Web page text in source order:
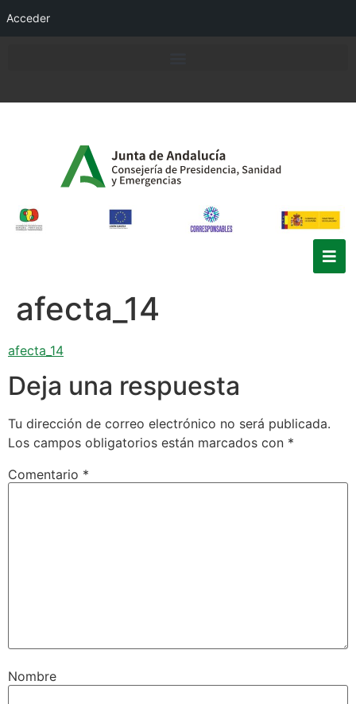
Acceder
afecta_14
afecta_14
Deja una respuesta
Tu dirección de correo electrónico no será publicada.
Los campos obligatorios están marcados con *
Comentario *
Nombre